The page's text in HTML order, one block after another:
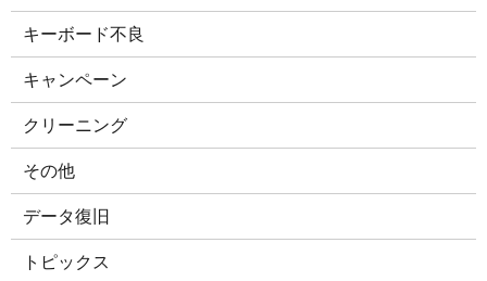
キーボード不良
キャンペーン
クリーニング
その他
データ復旧
トピックス